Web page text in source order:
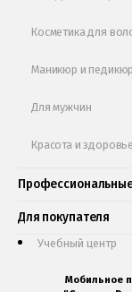
Косметика для
Маникюр и педикюр
Для мужчин
Красота и здоровье
Профессиональные
Для покупателя
Учебный центр
Мобильное